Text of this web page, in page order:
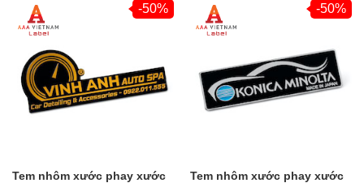
-50%
Tem nhôm xước phay xước
-50%
Tem nhôm xước phay xước